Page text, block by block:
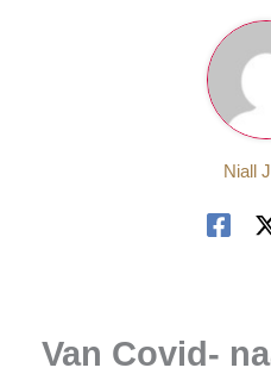
Niall
Van Covid-